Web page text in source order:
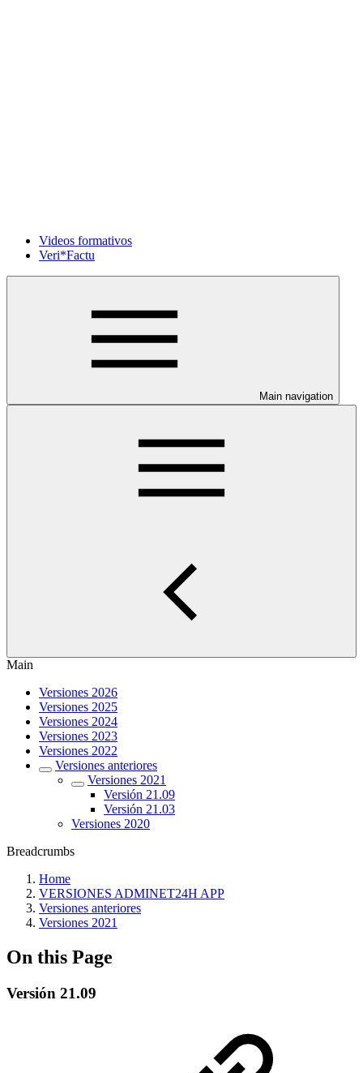
Videos formativos
Veri*Factu
Main navigation
Main
Versiones 2026
Versiones 2025
Versiones 2024
Versiones 2023
Versiones 2022
Versiones anteriores
Versiones 2021
Versión 21.09
Versión 21.03
Versiones 2020
Breadcrumbs
Home
VERSIONES ADMINET24H APP
Versiones anteriores
Versiones 2021
On this Page
Versión 21.09